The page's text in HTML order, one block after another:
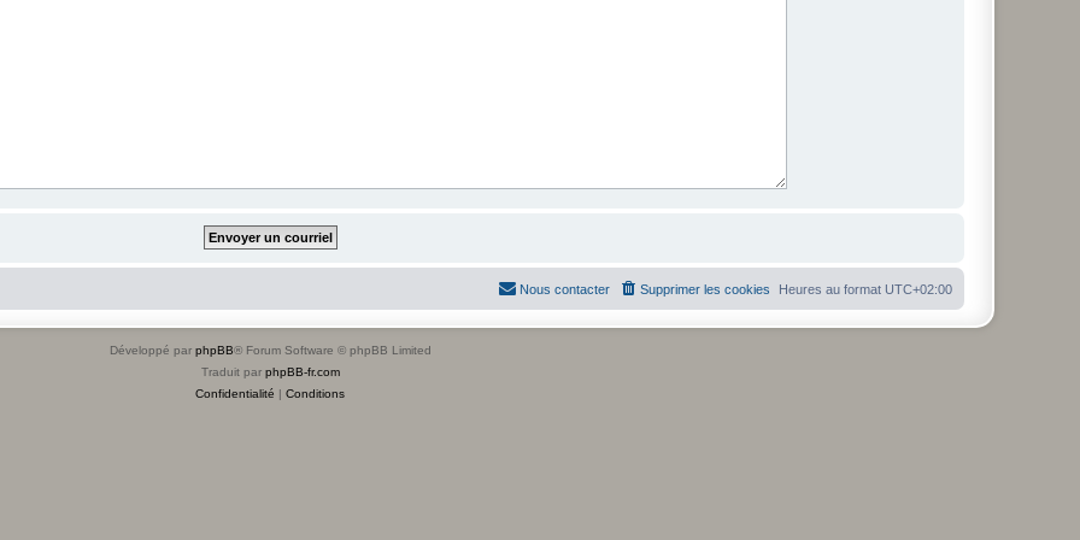
Heures au format UTC+02:00
Supprimer les cookies
Nous contacter
Développé par phpBB® Forum Software © phpBB Limited
Traduit par phpBB-fr.com
Confidentialité | Conditions